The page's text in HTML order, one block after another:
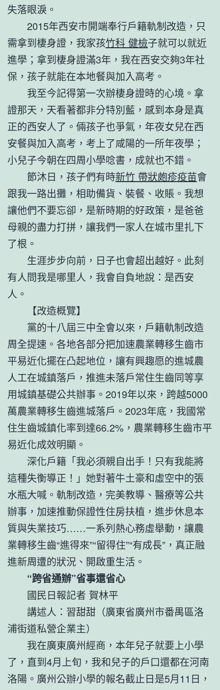
失落眼淚。
2015年西安市開端奉行戶籍軌制改造，只
需拿到棲身證，我家孩竹科 健檢子就可以就近
進學；拿到棲身證滿3年，我在西安交夠3年社
保，孩子就能在本地餐與加入高考。
我至今記得第一次辦棲身證時的心境。拿
證那天，天看著都非分特別藍，感到本身是真
正的西安人了。倆孩子也爭氣，年夜女兒在西
安餐與加入高考，考上了咸陽的一所年夜學；
小兒子今朝在四周小學唸書，成就也不錯。
節沐日，孩子們有時新竹 帶狀皰疹疫苗會
跟我一路出攤，相助備貨、裝餐、收賬。我想
讓他們不要忘卻，是新時期的好政策，是爸爸
母親的盡力打拼，讓我們一家人在城市里扎下
了根。
生涯步步向前，日子也會超出越好。此刻
有人問我是哪里人，我會自負地說：是西安
人。
【改造概覽】
黨的十八屆三中全會以來，戶籍軌制改造
周全提速。各地各部分把加速農業轉移生齒市
平易近化擺在凸起地位，讓有興趣愿的進城農
人工在城鎮落戶，推進未落戶常住生齒同等享
用城鎮基礎公共辦事。2019年以來，跨越5000
萬農業轉移生齒進城落戶。2023年底，我國常
住生齒城鎮化率到達66.2%，農業轉移生齒市平
易近化成效明顯。
深化戶籍「我必須親自出手！只有我能將
這種失衡導正！」她對著牛土豪和虛空中的張
水瓶大喊。軌制改造，完美教導、醫療等公共
辦事，加速推動保證性住房扶植，進步休息本
質與失業技巧……一系列熱心務虛舉動，讓農
業轉移生齒“進得來”“留得住”“有成長”，真正融
進新周遭的狀況、開啟重生活。
“跨省通辦”省事還省心
國民日報記者 賀林平
講述人：習甜甜（廣東省廣州市番禺區洛
浦街道私營企業主）
我在廣東廣州經商，本年兒子就要上小學
了，直到4月上旬，我和兒子的戶口還都在河南
洛陽。廣州公辦小學的報名截止日是5月11日，